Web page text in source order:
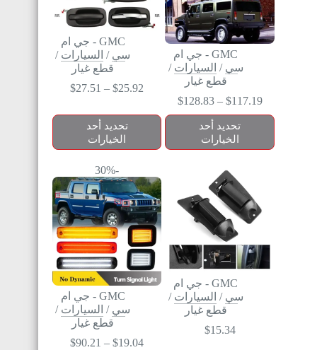
GMC - جي ام
سي / السيارات /
قطع غيار
$117.19
–
$128.83
تحديد أحد
الخيارات
GMC - جي ام
سي / السيارات /
قطع غيار
$25.92
–
$27.51
تحديد أحد
الخيارات
GMC - جي ام
سي / السيارات /
قطع غيار
$15.34
-30%
GMC - جي ام
سي / السيارات /
قطع غيار
$19.04
–
$90.21